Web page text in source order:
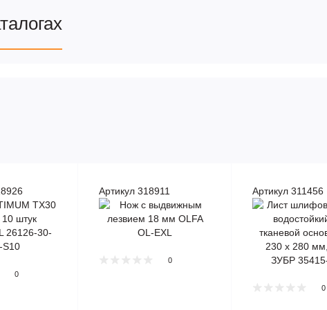
0
Артикул 318911
0
Артикул 311456
0